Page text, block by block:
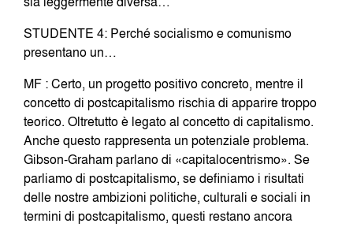
STUDENTE 4: Perché socialismo e comunismo
presentano un…
MF : Certo, un progetto positivo concreto, mentre il
concetto di postcapitalismo rischia di apparire troppo
teorico. Oltretutto è legato al concetto di capitalismo.
Anche questo rappresenta un potenziale problema.
Gibson-Graham parlano di «capitalocentrismo». Se
parliamo di postcapitalismo, se definiamo i risultati
delle nostre ambizioni politiche, culturali e sociali in
termini di postcapitalismo, questi restano ancora